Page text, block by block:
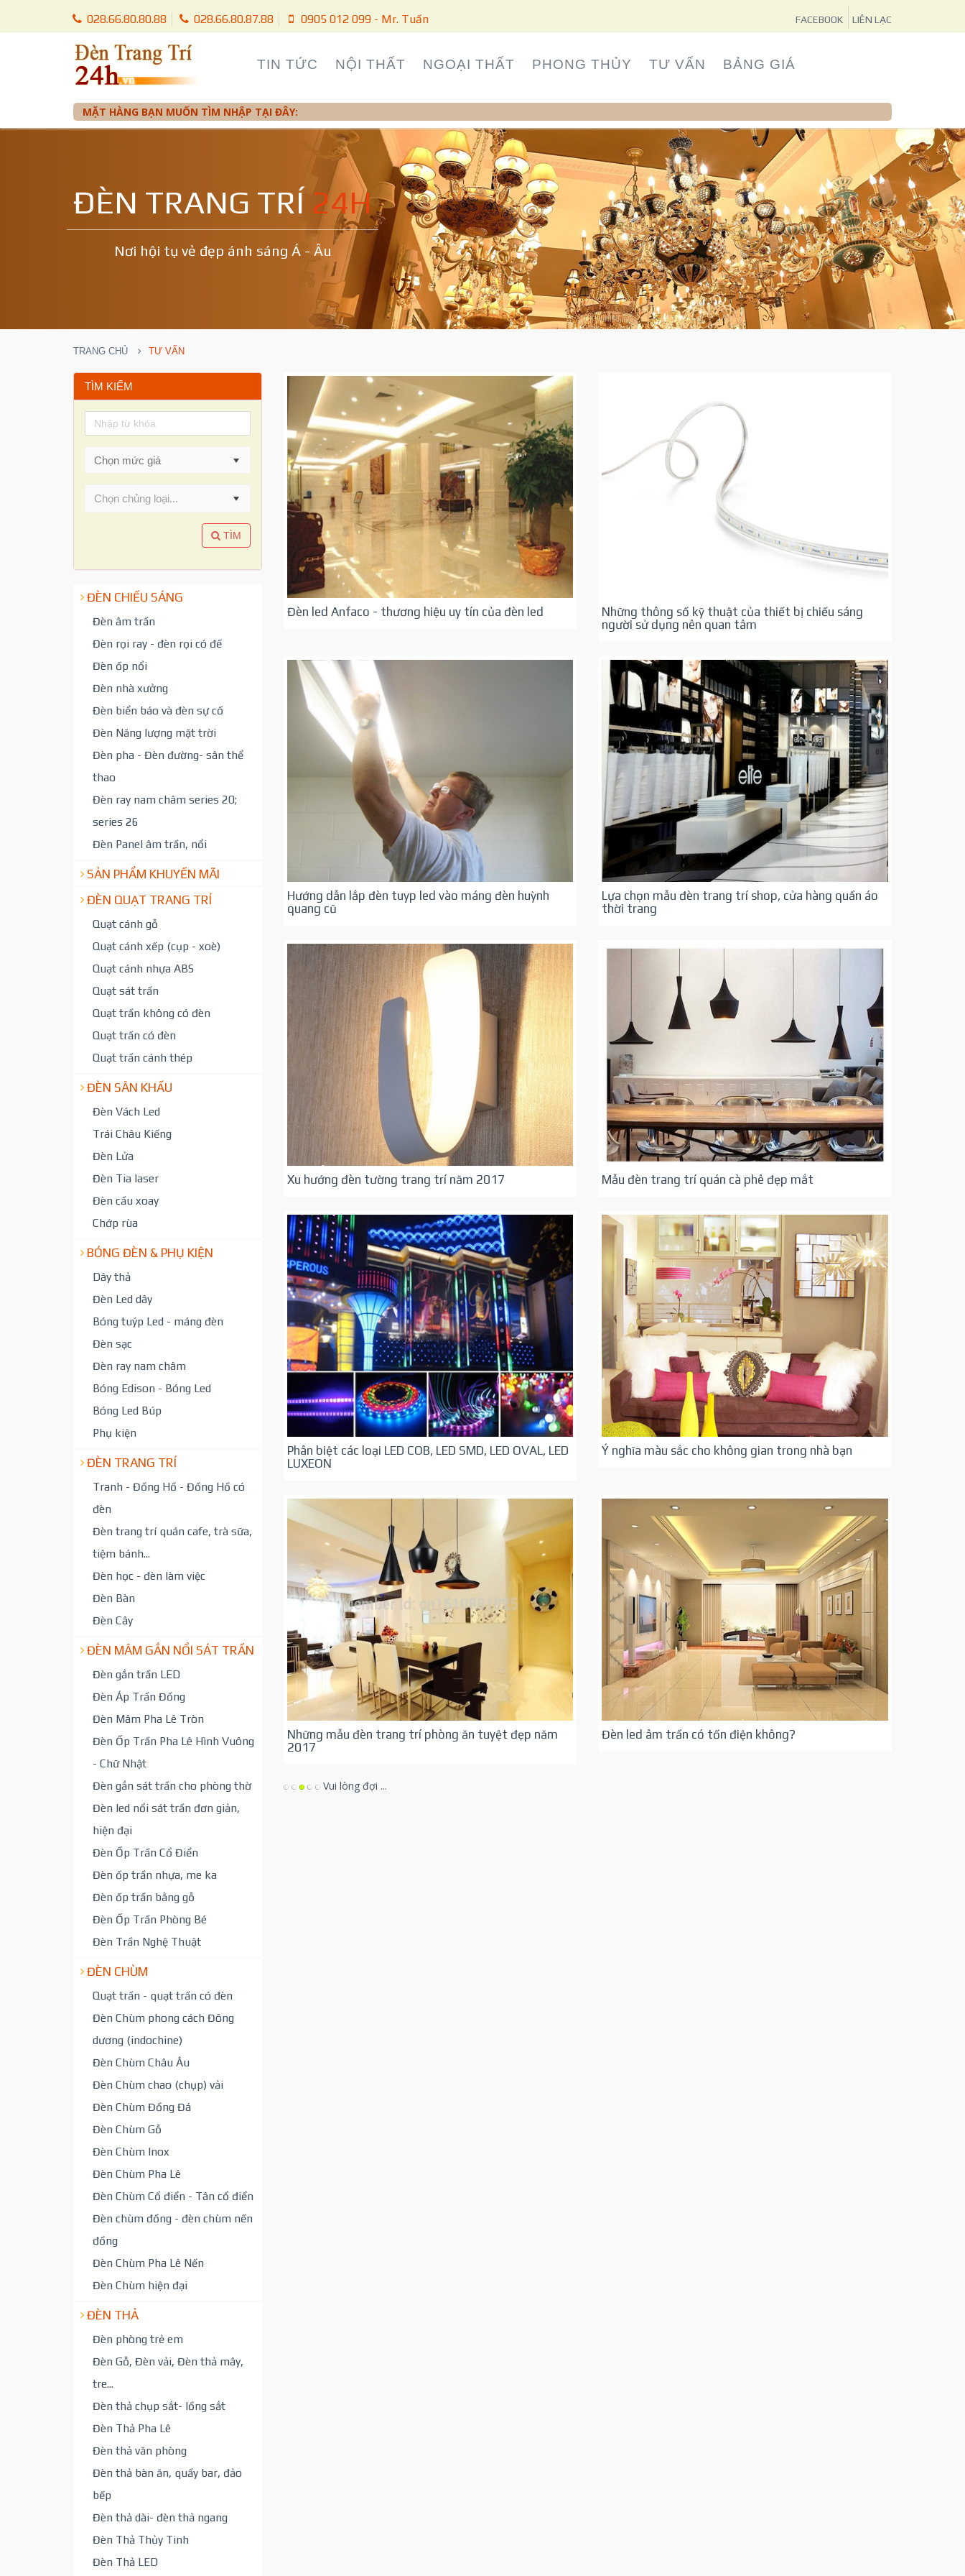
028.66.80.80.88 028.66.80.87.88 0905 012 099 - Mr. Tuấn FACEBOOK LIÊN LẠC
TIN TỨC NỘI THẤT NGOẠI THẤT PHONG THỦY TƯ VẤN BẢNG GIÁ
MẶT HÀNG BẠN MUỐN TÌM NHẬP TẠI ĐÂY:
ĐÈN TRANG TRÍ 24H
Nơi hội tụ vẻ đẹp ánh sáng Á - Âu
TRANG CHỦ TƯ VẤN
TÌM KIẾM
Chọn chủng loại...
TÌM
ĐÈN CHIẾU SÁNG
Đèn âm trần
Đèn rọi ray - đèn rọi có đế
Đèn ốp nổi
Đèn nhà xưởng
Đèn biển báo và đèn sự cố
Đèn Năng lượng mặt trời
Đèn pha - Đèn đường- sân thể
thao
Đèn ray nam châm series 20;
series 26
Đèn Panel âm trần, nổi
SẢN PHẨM KHUYẾN MÃI
ĐÈN QUẠT TRANG TRÍ
Quạt cánh gỗ
Quạt cánh xếp (cụp - xoè)
Quạt cánh nhựa ABS
Quạt sát trần
Quạt trần không có đèn
Quạt trần có đèn
Quạt trần cánh thép
ĐÈN SÂN KHẤU
Đèn Vách Led
Trái Châu Kiếng
Đèn Lửa
Đèn Tia laser
Đèn cầu xoay
Chớp rùa
BÓNG ĐÈN & PHỤ KIỆN
Dây thả
Đèn Led dây
Bóng tuýp Led - máng đèn
Đèn sạc
Đèn ray nam châm
Bóng Edison - Bóng Led
Bóng Led Búp
Phụ kiện
ĐÈN TRANG TRÍ
Tranh - Đồng Hồ - Đồng Hồ có
đèn
Đèn trang trí quán cafe, trà sữa,
tiệm bánh...
Đèn học - đèn làm việc
Đèn Bàn
Đèn Cây
ĐÈN MÂM GẮN NỔI SÁT TRẦN
Đèn gắn trần LED
Đèn Áp Trần Đồng
Đèn Mâm Pha Lê Tròn
Đèn Ốp Trần Pha Lê Hình Vuông
- Chữ Nhật
Đèn gắn sát trần cho phòng thờ
Đèn led nổi sát trần đơn giản,
hiện đại
Đèn Ốp Trần Cổ Điển
Đèn ốp trần nhựa, me ka
Đèn ốp trần bằng gỗ
Đèn Ốp Trần Phòng Bé
Đèn Trần Nghệ Thuật
ĐÈN CHÙM
Quạt trần - quạt trần có đèn
Đèn Chùm phong cách Đông
dương (indochine)
Đèn Chùm Châu Âu
Đèn Chùm chao (chụp) vải
Đèn Chùm Đồng Đá
Đèn Chùm Gỗ
Đèn Chùm Inox
Đèn Chùm Pha Lê
Đèn Chùm Cổ điển - Tân cổ điển
Đèn chùm đồng - đèn chùm nến
đồng
Đèn Chùm Pha Lê Nến
Đèn Chùm hiện đại
ĐÈN THẢ
Đèn phòng trẻ em
Đèn Gỗ, Đèn vải, Đèn thả mây,
tre...
Đèn thả chụp sắt- lồng sắt
Đèn Thả Pha Lê
Đèn thả văn phòng
Đèn thả bàn ăn, quầy bar, đảo
bếp
Đèn thả dài- đèn thả ngang
Đèn Thả Thủy Tinh
Đèn Thả LED
Đèn led Anfaco - thương hiệu uy tín của đèn led
Những thông số kỹ thuật của thiết bị chiếu sáng
người sử dụng nên quan tâm
Hướng dẫn lắp đèn tuyp led vào máng đèn huỳnh
quang cũ
Lựa chọn mẫu đèn trang trí shop, cửa hàng quần áo
thời trang
Xu hướng đèn tường trang trí năm 2017 Mẫu đèn trang trí quán cà phê đẹp mắt
Phân biệt các loại LED COB, LED SMD, LED OVAL, LED
LUXEON
Ý nghĩa màu sắc cho không gian trong nhà bạn
Những mẫu đèn trang trí phòng ăn tuyệt đẹp năm
2017
Đèn led âm trần có tốn điện không?
Vui lòng đợi ...